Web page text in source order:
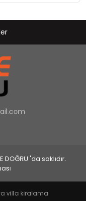
'da saklıdır.
villa kiralama